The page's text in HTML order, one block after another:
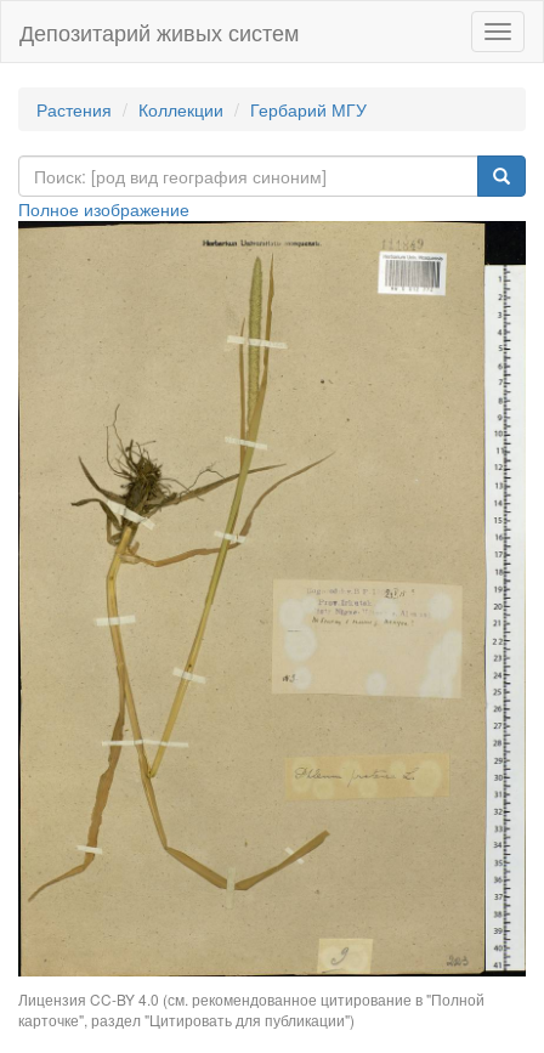
Депозитарий живых систем
Растения Коллекции Гербарий МГУ
Полное изображение
Лицензия CC-BY 4.0 (см. рекомендованное цитирование в "Полной
карточке", раздел "Цитировать для публикации")